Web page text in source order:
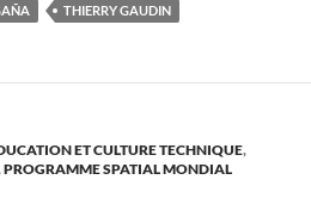
THIERRY GAUDIN
ET CULTURE TECHNIQUE,
PROGRAMME SPATIAL MONDIAL